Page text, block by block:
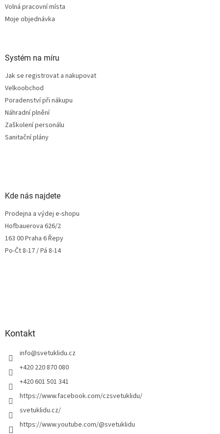
Volná pracovní místa
Moje objednávka
Systém na míru
Jak se registrovat a nakupovat
Velkoobchod
Poradenství při nákupu
Náhradní plnění
Zaškolení personálu
Sanitační plány
Kde nás najdete
Prodejna a výdej e-shopu
Hofbauerova 626/2
163 00 Praha 6 Řepy
Po-Čt 8-17 / Pá 8-14
Kontakt
info@svetuklidu.cz
+420 220 870 080
+420 601 501 341
https://www.facebook.com/czsvetuklidu/
svetuklidu.cz/
https://www.youtube.com/@svetuklidu